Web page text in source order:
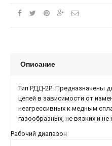
Описание
Тип РДД-2Р. Предназначены
цепей в зависимости от
неагрессивных к медным
газообразных, не вязких и
Рабочий диапазон